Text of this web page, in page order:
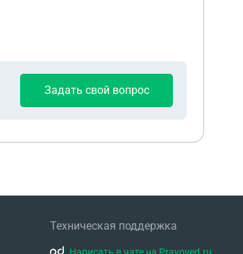
Задать свой вопрос
Техническая поддержка